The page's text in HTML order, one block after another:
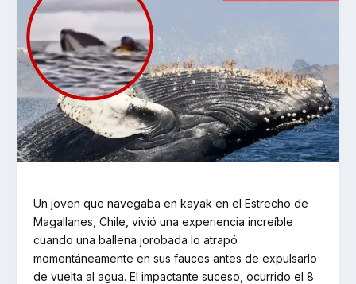
Un joven que navegaba en kayak en el Estrecho de
Magallanes, Chile, vivió una experiencia increíble
cuando una ballena jorobada lo atrapó
momentáneamente en sus fauces antes de expulsarlo
de vuelta al agua. El impactante suceso, ocurrido el 8